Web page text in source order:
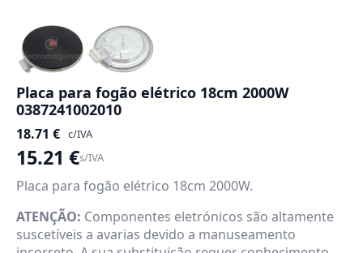
Placa para fogão elétrico 18cm 2000W
0387241002010
18.71 € c/IVA
15.21 €s/IVA
Placa para fogão elétrico 18cm 2000W.
ATENÇÃO: Componentes eletrónicos são altamente
suscetíveis a avarias devido a manuseamento